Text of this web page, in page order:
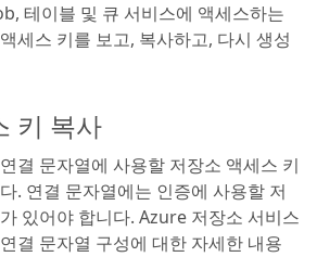
테이블 및 큐 서비스에 액세스하는
세스 키를 보고, 복사하고, 다시 생성
키 복사
결 문자열에 사용할 저장소 액세스 키
. 연결 문자열에는 인증에 사용할 저
있어야 합니다. Azure 저장소 서비스
결 문자열 구성에 대한 자세한 내용